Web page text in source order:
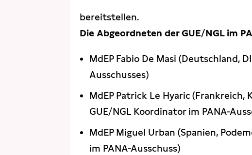
bereitstellen.
Die Abgeordneten der GUE/NGL im
MdEP Fabio De Masi (Deutschland,
Ausschusses)
MdEP Patrick Le Hyaric
GUE/NGL Koordinator im PANA-
MdEP Miguel Urban (Spanien,
im PANA-Ausschuss)